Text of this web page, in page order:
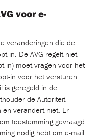
voor e-
veranderingen die de
in. De AVG regelt niet
in) moet vragen voor het
in voor het versturen
is geregeld in de
de Autoriteit
en verandert niet. Er
toestemming gevraagd
nodig hebt om e-mail